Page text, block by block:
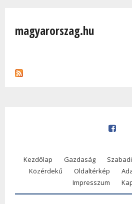
magyarorszag.hu
Kezdőlap Gazdaság
Közérdekű
Oldaltérkép
Impresszum